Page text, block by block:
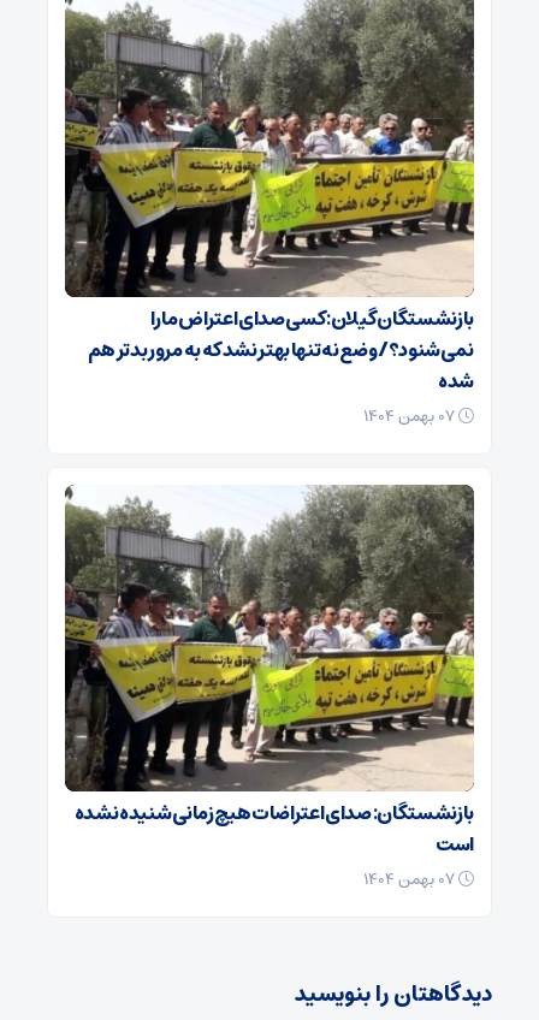
بازنشستگان گیلان: کسی صدای اعتراض ما را
نمی‌شنود؟/ وضع نه تنها بهتر نشد که به مرور بدتر هم
شده
بازنشستگان: صدای اعتراضات هیچ زمانی شنیده نشده
است
دیدگاهتان را بنویسید